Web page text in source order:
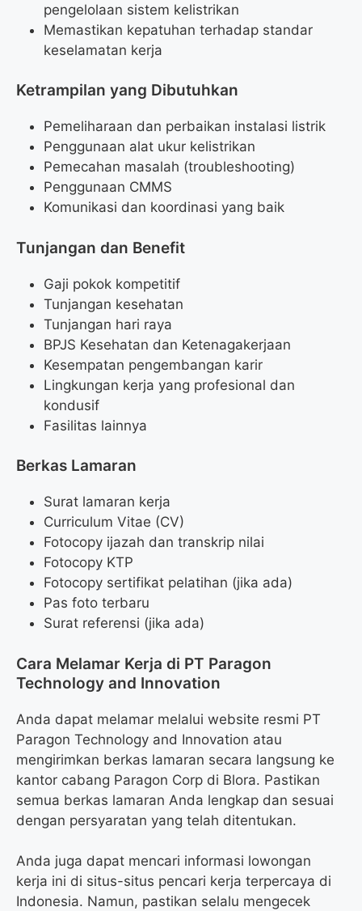
pengelolaan sistem kelistrikan
Memastikan kepatuhan terhadap standar
keselamatan kerja
Ketrampilan yang Dibutuhkan
Pemeliharaan dan perbaikan instalasi listrik
Penggunaan alat ukur kelistrikan
Pemecahan masalah (troubleshooting)
Penggunaan CMMS
Komunikasi dan koordinasi yang baik
Tunjangan dan Benefit
Gaji pokok kompetitif
Tunjangan kesehatan
Tunjangan hari raya
BPJS Kesehatan dan Ketenagakerjaan
Kesempatan pengembangan karir
Lingkungan kerja yang profesional dan
kondusif
Fasilitas lainnya
Berkas Lamaran
Surat lamaran kerja
Curriculum Vitae (CV)
Fotocopy ijazah dan transkrip nilai
Fotocopy KTP
Fotocopy sertifikat pelatihan (jika ada)
Pas foto terbaru
Surat referensi (jika ada)
Cara Melamar Kerja di PT Paragon
Technology and Innovation
Anda dapat melamar melalui website resmi PT
Paragon Technology and Innovation atau
mengirimkan berkas lamaran secara langsung ke
kantor cabang Paragon Corp di Blora. Pastikan
semua berkas lamaran Anda lengkap dan sesuai
dengan persyaratan yang telah ditentukan.
Anda juga dapat mencari informasi lowongan
kerja ini di situs-situs pencari kerja terpercaya di
Indonesia. Namun, pastikan selalu mengecek